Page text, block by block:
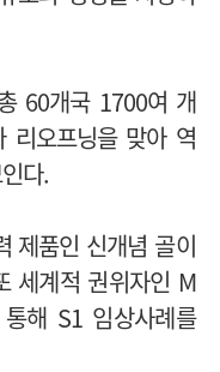
60개국 1700여 개
리오프닝을 맞아 역
다.
제품인 신개념 골이
세계적 권위자인 M
해 S1 임상사례를